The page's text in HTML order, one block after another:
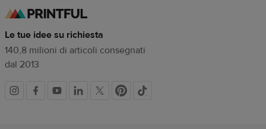
Le tue idee su richiesta
140,8 milioni di articoli consegnati
dal 2013
Link